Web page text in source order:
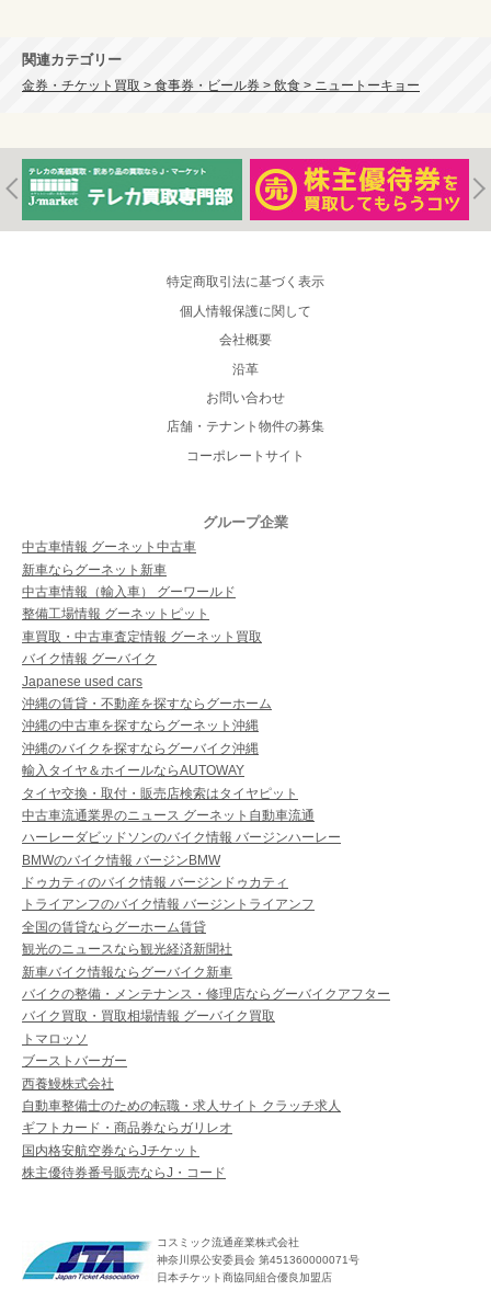
関連カテゴリー
金券・チケット買取 > 食事券・ビール券 > 飲食 > ニュートーキョー
特定商取引法に基づく表示
個人情報保護に関して
会社概要
沿革
お問い合わせ
店舗・テナント物件の募集
コーポレートサイト
グループ企業
中古車情報 グーネット中古車
新車ならグーネット新車
中古車情報（輸入車） グーワールド
整備工場情報 グーネットピット
車買取・中古車査定情報 グーネット買取
バイク情報 グーバイク
Japanese used cars
沖縄の賃貸・不動産を探すならグーホーム
沖縄の中古車を探すならグーネット沖縄
沖縄のバイクを探すならグーバイク沖縄
輸入タイヤ＆ホイールならAUTOWAY
タイヤ交換・取付・販売店検索はタイヤピット
中古車流通業界のニュース グーネット自動車流通
ハーレーダビッドソンのバイク情報 バージンハーレー
BMWのバイク情報 バージンBMW
ドゥカティのバイク情報 バージンドゥカティ
トライアンフのバイク情報 バージントライアンフ
全国の賃貸ならグーホーム賃貸
観光のニュースなら観光経済新聞社
新車バイク情報ならグーバイク新車
バイクの整備・メンテナンス・修理店ならグーバイクアフター
バイク買取・買取相場情報 グーバイク買取
トマロッソ
ブーストバーガー
西養鰻株式会社
自動車整備士のための転職・求人サイト クラッチ求人
ギフトカード・商品券ならガリレオ
国内格安航空券ならJチケット
株主優待券番号販売ならJ・コード
コスミック流通産業株式会社
神奈川県公安委員会 第451360000071号
日本チケット商協同組合優良加盟店